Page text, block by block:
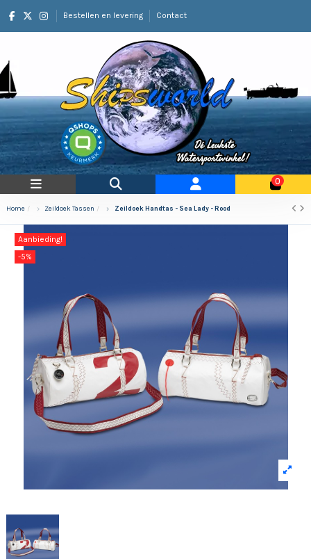
Bestellen en levering Contact
0
Home Zeildoek Tassen Zeildoek Handtas - Sea Lady - Rood
Aanbieding!
-5%